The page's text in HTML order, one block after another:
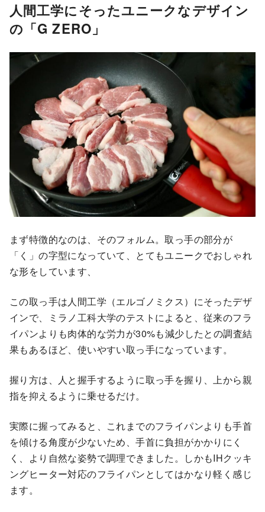
人間工学にそったユニークなデザイン
の「G ZERO」
まず特徴的なのは、そのフォルム。取っ手の部分が
「く」の字型になっていて、とてもユニークでおしゃれ
な形をしています、
この取っ手は人間工学（エルゴノミクス）にそったデザ
インで、ミラノ工科大学のテストによると、従来のフラ
イパンよりも肉体的な労力が30%も減少したとの調査結
果もあるほど、使いやすい取っ手になっています。
握り方は、人と握手するように取っ手を握り、上から親
指を抑えるように乗せるだけ。
実際に握ってみると、これまでのフライパンよりも手首
を傾ける角度が少ないため、手首に負担がかかりにく
く、より自然な姿勢で調理できました。しかもIHクッキ
ングヒーター対応のフライパンとしてはかなり軽く感じ
ます。